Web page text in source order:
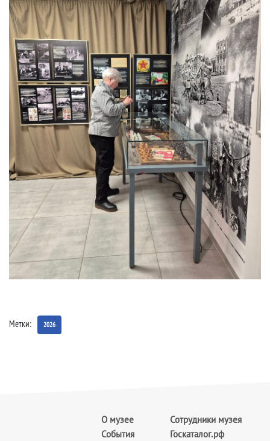
Метки: 2026
О музее
События
Сотрудники музея
Госкаталог.рф